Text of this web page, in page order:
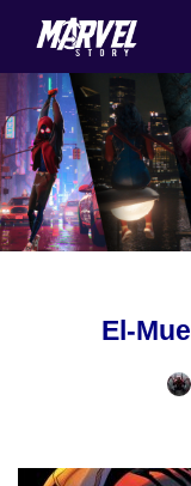
au
contenu
El-